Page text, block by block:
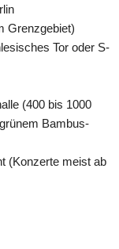
Grenzgebiet)
Tor oder S-
(400 bis 1000
Bambus-
(Konzerte meist ab